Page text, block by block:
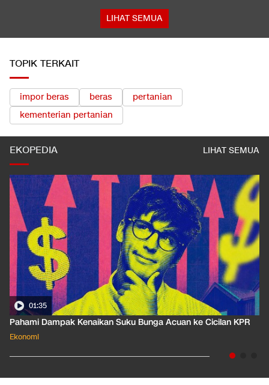
LIHAT SEMUA
TOPIK TERKAIT
impor beras beras
pertanian
kementerian pertanian
EKOPEDIA LIHAT SEMUA
01:35
Pahami Dampak Kenaikan Suku Bunga Acuan ke Cicilan KPR
Ekonomi